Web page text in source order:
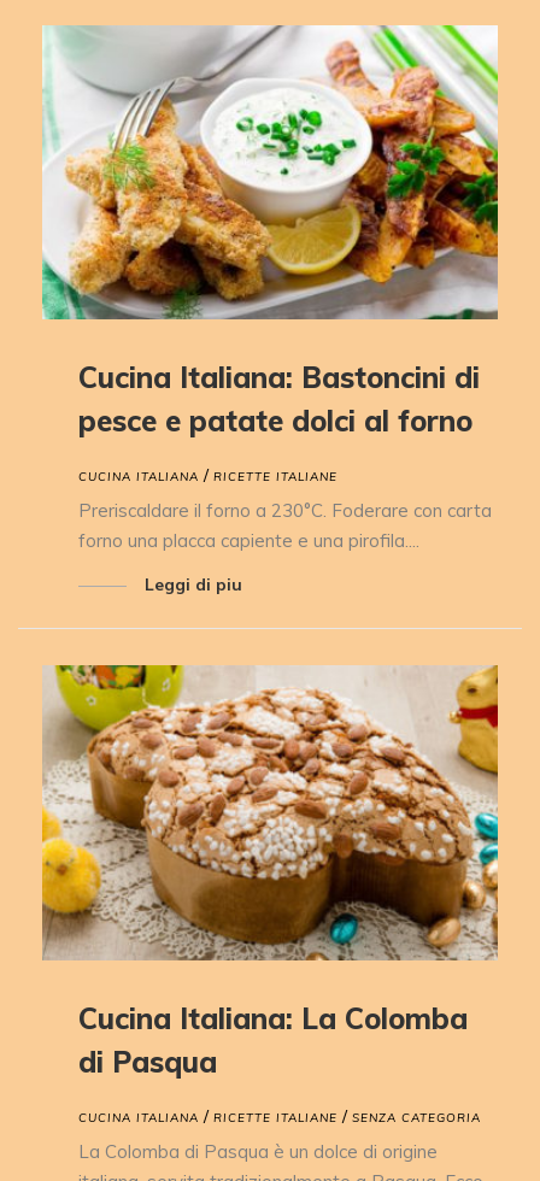
CUCINA ITALIANA / RICETTE ITALIANE
Cucina Italiana: Bastoncini di
pesce e patate dolci al forno
Preriscaldare il forno a 230°C. Foderare con carta
forno una placca capiente e una pirofila....
Leggi di piu
CUCINA ITALIANA / RICETTE ITALIANE / SENZA CATEGORIA
Cucina Italiana: La Colomba
di Pasqua
La Colomba di Pasqua è un dolce di origine